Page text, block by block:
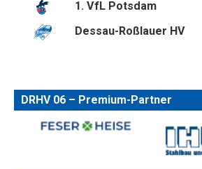
1. VfL Potsdam
Dessau-Roßlauer HV
DRHV 06 – Premium-Partner